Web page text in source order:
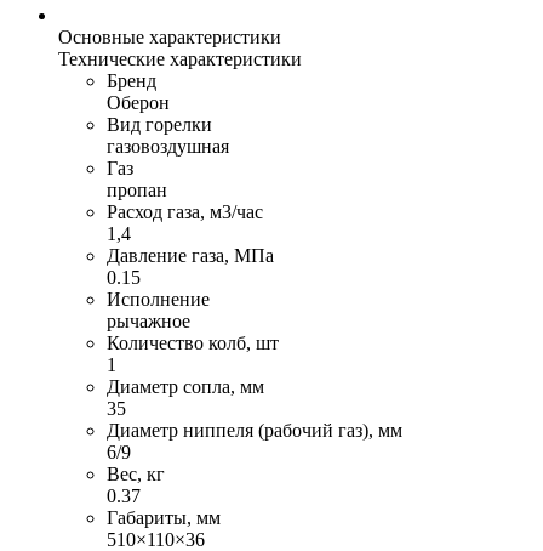
Основные характеристики
Технические характеристики
Бренд
Оберон
Вид горелки
газовоздушная
Газ
пропан
Расход газа, м3/час
1,4
Давление газа, МПа
0.15
Исполнение
рычажное
Количество колб, шт
1
Диаметр сопла, мм
35
Диаметр ниппеля (рабочий газ), мм
6/9
Вес, кг
0.37
Габариты, мм
510×110×36